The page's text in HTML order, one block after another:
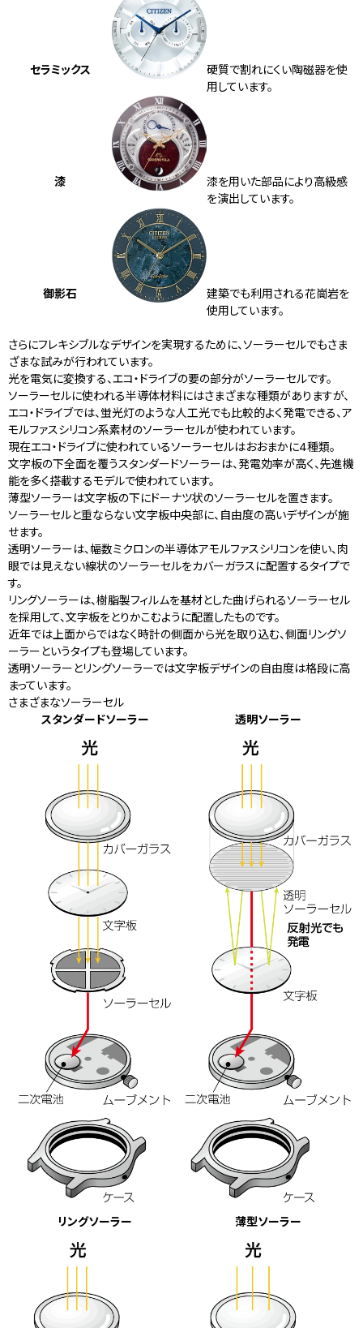
セラミックス
硬質で割れにくい陶磁器を使
用しています。
漆
漆を用いた部品により高級感
を演出しています。
御影石
建築でも利用される花崗岩を
使用しています。
さらにフレキシブルなデザインを実現するために、ソーラーセルでもさま
ざまな試みが行われています。
光を電気に変換する、エコ・ドライブの要の部分がソーラーセルです。
ソーラーセルに使われる半導体材料にはさまざまな種類がありますが、
エコ・ドライブでは、蛍光灯のような人工光でも比較的よく発電できる、ア
モルファスシリコン系素材のソーラーセルが使われています。
現在エコ・ドライブに使われているソーラーセルはおおまかに4種類。
文字板の下全面を覆うスタンダードソーラーは、発電効率が高く、先進機
能を多く搭載するモデルで使われています。
薄型ソーラーは文字板の下にドーナツ状のソーラーセルを置きます。
ソーラーセルと重ならない文字板中央部に、自由度の高いデザインが施
せます。
透明ソーラーは、幅数ミクロンの半導体アモルファスシリコンを使い、肉
眼では見えない線状のソーラーセルをカバーガラスに配置するタイプで
す。
リングソーラーは、樹脂製フィルムを基材とした曲げられるソーラーセル
を採用して、文字板をとりかこむように配置したものです。
近年では上面からではなく時計の側面から光を取り込む、側面リングソ
ーラーというタイプも登場しています。
透明ソーラーとリングソーラーでは文字板デザインの自由度は格段に高
まっています。
さまざまなソーラーセル
スタンダードソーラー
透明ソーラー
リングソーラー 薄型ソーラー